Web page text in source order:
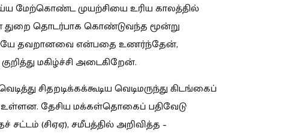
மேற்கொண்ட முயற்சியை உரிய காலத்தில்
தொடர்பாக கொண்டுவந்த மூன்று
தவறானவை என்பதை உணர்ந்தேன்,
மகிழ்ச்சி அடைகிறேன்.
சிதறடிக்கக்கூடிய வெடிமருந்து கிடங்கைப்
உள்ளன. தேசிய மக்கள்தொகைப் பதிவேடு
சட்டம் (சிஏஏ), சமீபத்தில் அறிவித்த –